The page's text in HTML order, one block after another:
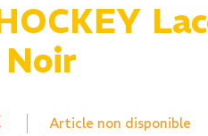
Article non disponible